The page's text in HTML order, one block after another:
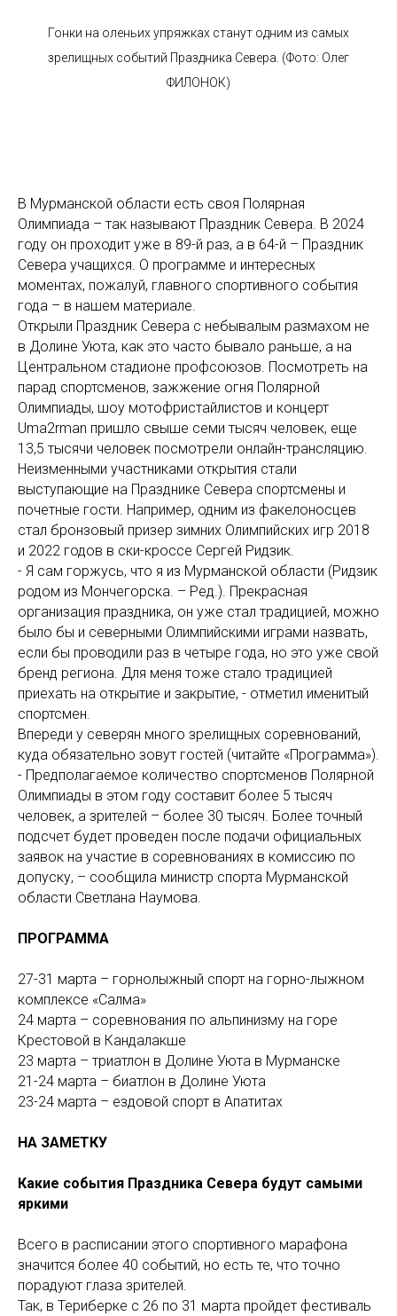
Гонки на оленьих упряжках станут одним из самых
зрелищных событий Праздника Севера. (Фото: Олег
ФИЛОНОК)
В Мурманской области есть своя Полярная
Олимпиада – так называют Праздник Севера. В 2024
году он проходит уже в 89-й раз, а в 64-й – Праздник
Севера учащихся. О программе и интересных
моментах, пожалуй, главного спортивного события
года – в нашем материале.
Открыли Праздник Севера с небывалым размахом не
в Долине Уюта, как это часто бывало раньше, а на
Центральном стадионе профсоюзов. Посмотреть на
парад спортсменов, зажжение огня Полярной
Олимпиады, шоу мотофристайлистов и концерт
Uma2rman пришло свыше семи тысяч человек, еще
13,5 тысячи человек посмотрели онлайн-трансляцию.
Неизменными участниками открытия стали
выступающие на Празднике Севера спортсмены и
почетные гости. Например, одним из факелоносцев
стал бронзовый призер зимних Олимпийских игр 2018
и 2022 годов в ски-кроссе Сергей Ридзик.
- Я сам горжусь, что я из Мурманской области (Ридзик
родом из Мончегорска. – Ред.). Прекрасная
организация праздника, он уже стал традицией, можно
было бы и северными Олимпийскими играми назвать,
если бы проводили раз в четыре года, но это уже свой
бренд региона. Для меня тоже стало традицией
приехать на открытие и закрытие, - отметил именитый
спортсмен.
Впереди у северян много зрелищных соревнований,
куда обязательно зовут гостей (читайте «Программа»).
- Предполагаемое количество спортсменов Полярной
Олимпиады в этом году составит более 5 тысяч
человек, а зрителей – более 30 тысяч. Более точный
подсчет будет проведен после подачи официальных
заявок на участие в соревнованиях в комиссию по
допуску, – сообщила министр спорта Мурманской
области Светлана Наумова.
ПРОГРАММА
27-31 марта – горнолыжный спорт на горно-лыжном
комплексе «Салма»
24 марта – соревнования по альпинизму на горе
Крестовой в Кандалакше
23 марта – триатлон в Долине Уюта в Мурманске
21-24 марта – биатлон в Долине Уюта
23-24 марта – ездовой спорт в Апатитах
НА ЗАМЕТКУ
Какие события Праздника Севера будут самыми
яркими
Всего в расписании этого спортивного марафона
значится более 40 событий, но есть те, что точно
порадуют глаза зрителей.
Так, в Териберке с 26 по 31 марта пройдет фестиваль